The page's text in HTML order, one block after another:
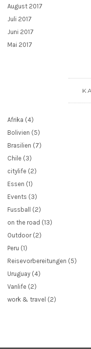
August 2017
Juli 2017
Juni 2017
Mai 2017
Afrika (4)
Bolivien (5)
Brasilien (7)
Chile (3)
citylife (2)
Essen (1)
Events (3)
Fussball
(2)
on the road (13)
Outdoor(2)
Peru (1)
Reisevorbereitungen (5)
Uruguay (4)
Vanlife (2)
work & travel (2)